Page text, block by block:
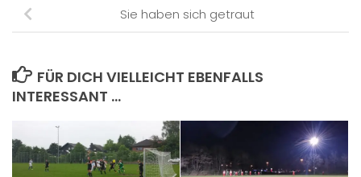
Sie haben sich getraut
FÜR DICH VIELLEICHT EBENFALLS
INTERESSANT …